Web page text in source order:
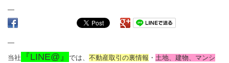
—
—
当社
『LINE@』 では、 不動産取引の裏情報 ・ 土地、建物、マンシ